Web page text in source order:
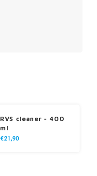
RVS cleaner - 400
ml
€21,90